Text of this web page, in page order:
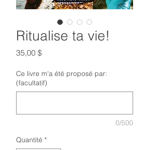
Ritualise ta vie!
35,00 $Prix
Ce livre m'a été proposé par:
(facultatif)
0/500
Quantité *